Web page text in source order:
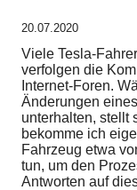
20.07.2020
Viele Tesla-Fahrer
verfolgen die
Internet-Foren.
Änderungen
unterhalten, stellt
bekomme ich
Fahrzeug etwa
tun, um den
Antworten auf